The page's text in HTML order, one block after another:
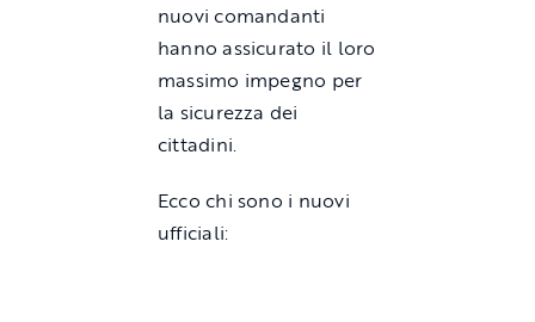
nuovi comandanti
hanno assicurato il loro
massimo impegno per
la sicurezza dei
cittadini.
Ecco chi sono i nuovi
ufficiali: